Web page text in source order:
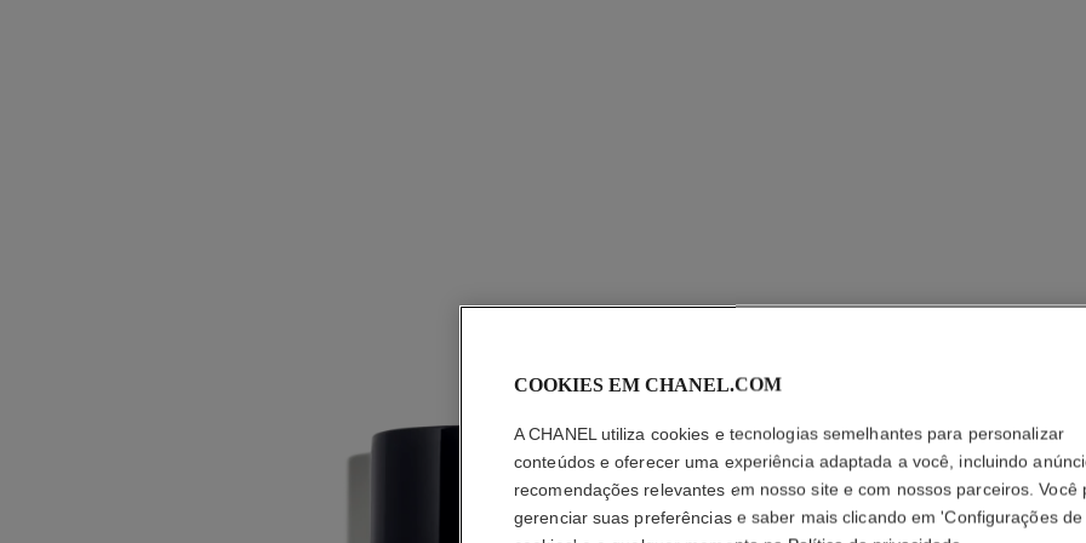
BLEU
Desodorante
Mais detalhes
COOKIES EM CHANEL.COM
A CHANEL utiliza cookies e tecnologias semelhantes para personalizar
conteúdos e oferecer uma experiência adaptada a você, incluindo
recomendações relevantes em nosso site e com nossos parceiros. Você
gerenciar suas preferências e saber mais clicando em 'Configurações de